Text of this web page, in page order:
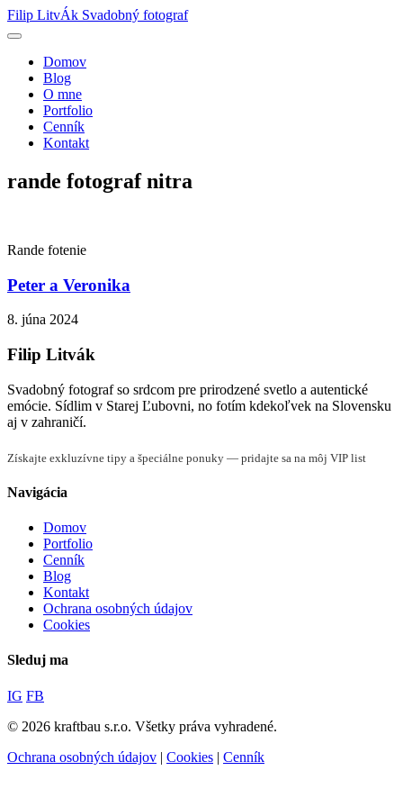
Filip LitvÁk Svadobný fotograf
Domov
Blog
O mne
Portfolio
Cenník
Kontakt
rande fotograf nitra
Rande fotenie
Peter a Veronika
8. júna 2024
Filip Litvák
Svadobný fotograf so srdcom pre prirodzené svetlo a autentické
emócie. Sídlim v Starej Ľubovni, no fotím kdekoľvek na Slovensku
aj v zahraničí.
Získajte exkluzívne tipy a špeciálne ponuky — pridajte sa na môj VIP list
Navigácia
Domov
Portfolio
Cenník
Blog
Kontakt
Ochrana osobných údajov
Cookies
Sleduj ma
IG FB
© 2026 kraftbau s.r.o. Všetky práva vyhradené.
Ochrana osobných údajov | Cookies | Cenník